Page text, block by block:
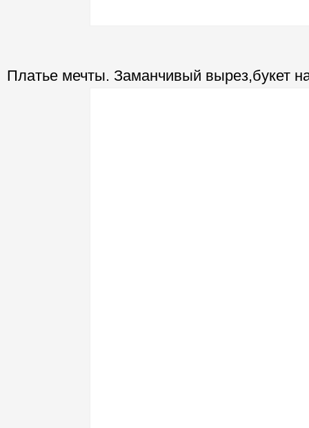
Платье мечты. Заманчивый вырез,букет